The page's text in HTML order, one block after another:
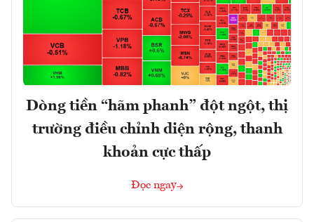
Dòng tiền “hãm phanh” đột ngột, thị
trường điều chỉnh diện rộng, thanh
khoản cực thấp
Đọc ngay